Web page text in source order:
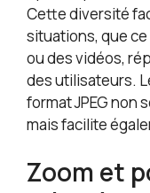
Cette diversité
situations, que
ou des vidéos,
des utilisateurs.
format JPEG non
mais facilite
Zoom et